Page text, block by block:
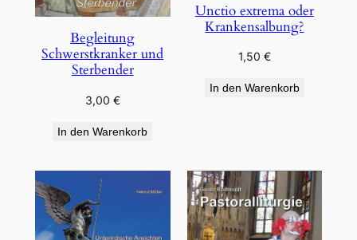
Begleitung
Schwerstkranker und
Sterbender
3,00 €
In den Warenkorb
Unctio extrema oder
Krankensalbung?
1,50 €
In den Warenkorb